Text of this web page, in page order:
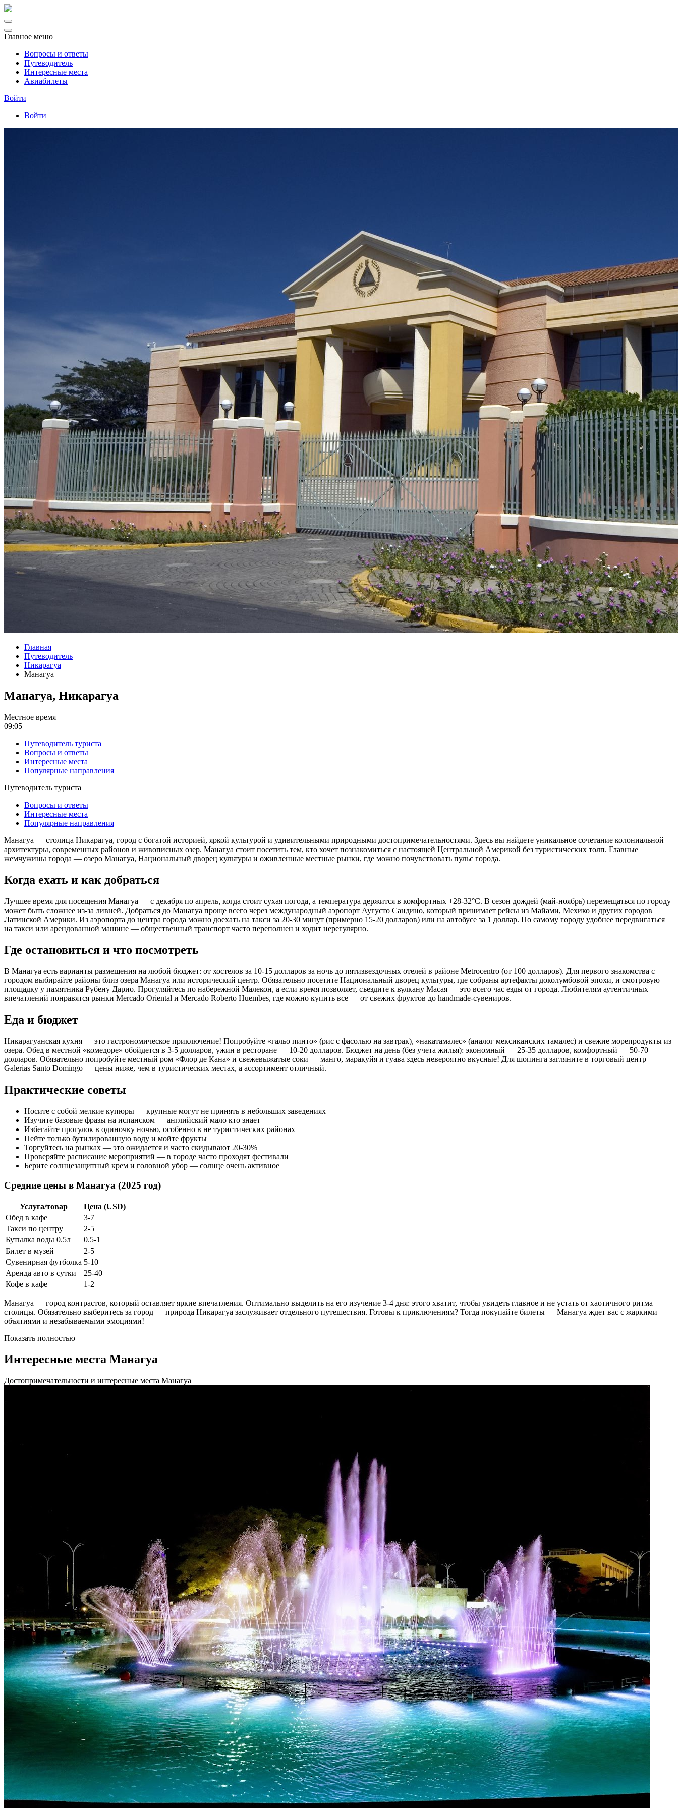
Главное меню
Вопросы и ответы
Путеводитель
Интересные места
Авиабилеты
Войти
Войти
Главная
Путеводитель
Никарагуа
Манагуа
Манагуа, Никарагуа
Местное время
09:05
Путеводитель туриста
Вопросы и ответы
Интересные места
Популярные направления
Путеводитель туриста
Вопросы и ответы
Интересные места
Популярные направления
Манагуа — столица Никарагуа, город с богатой историей, яркой культурой и удивительными природными достопримечательностями. Здесь вы найдете уникальное сочетание колониальной
архитектуры, современных районов и живописных озер. Манагуа стоит посетить тем, кто хочет познакомиться с настоящей Центральной Америкой без туристических толп. Главные
жемчужины города — озеро Манагуа, Национальный дворец культуры и оживленные местные рынки, где можно почувствовать пульс города.
Когда ехать и как добраться
Лучшее время для посещения Манагуа — с декабря по апрель, когда стоит сухая погода, а температура держится в комфортных +28-32°C. В сезон дождей (май-ноябрь) перемещаться по городу
может быть сложнее из-за ливней. Добраться до Манагуа проще всего через международный аэропорт Аугусто Сандино, который принимает рейсы из Майами, Мехико и других городов
Латинской Америки. Из аэропорта до центра города можно доехать на такси за 20-30 минут (примерно 15-20 долларов) или на автобусе за 1 доллар. По самому городу удобнее передвигаться
на такси или арендованной машине — общественный транспорт часто переполнен и ходит нерегулярно.
Где остановиться и что посмотреть
В Манагуа есть варианты размещения на любой бюджет: от хостелов за 10-15 долларов за ночь до пятизвездочных отелей в районе Metrocentro (от 100 долларов). Для первого знакомства с
городом выбирайте районы близ озера Манагуа или исторический центр. Обязательно посетите Национальный дворец культуры, где собраны артефакты доколумбовой эпохи, и смотровую
площадку у памятника Рубену Дарио. Прогуляйтесь по набережной Малекон, а если время позволяет, съездите к вулкану Масая — это всего час езды от города. Любителям аутентичных
впечатлений понравятся рынки Mercado Oriental и Mercado Roberto Huembes, где можно купить все — от свежих фруктов до handmade-сувениров.
Еда и бюджет
Никарагуанская кухня — это гастрономическое приключение! Попробуйте «гальо пинто» (рис с фасолью на завтрак), «накатамалес» (аналог мексиканских тамалес) и свежие морепродукты из
озера. Обед в местной «комедоре» обойдется в 3-5 долларов, ужин в ресторане — 10-20 долларов. Бюджет на день (без учета жилья): экономный — 25-35 долларов, комфортный — 50-70
долларов. Обязательно попробуйте местный ром «Флор де Кана» и свежевыжатые соки — манго, маракуйя и гуава здесь невероятно вкусные! Для шопинга загляните в торговый центр
Galerias Santo Domingo — цены ниже, чем в туристических местах, а ассортимент отличный.
Практические советы
Носите с собой мелкие купюры — крупные могут не принять в небольших заведениях
Изучите базовые фразы на испанском — английский мало кто знает
Избегайте прогулок в одиночку ночью, особенно в не туристических районах
Пейте только бутилированную воду и мойте фрукты
Торгуйтесь на рынках — это ожидается и часто скидывают 20-30%
Проверяйте расписание мероприятий — в городе часто проходят фестивали
Берите солнцезащитный крем и головной убор — солнце очень активное
Средние цены в Манагуа (2025 год)
Услуга/товар
Цена (USD)
Обед в кафе
3-7
Такси по центру
2-5
Бутылка воды 0.5л
0.5-1
Билет в музей
2-5
Сувенирная футболка 5-10
Аренда авто в сутки
25-40
Кофе в кафе
1-2
Манагуа — город контрастов, который оставляет яркие впечатления. Оптимально выделить на его изучение 3-4 дня: этого хватит, чтобы увидеть главное и не устать от хаотичного ритма
столицы. Обязательно выберитесь за город — природа Никарагуа заслуживает отдельного путешествия. Готовы к приключениям? Тогда покупайте билеты — Манагуа ждет вас с жаркими
объятиями и незабываемыми эмоциями!
Показать полностью
Интересные места Манагуа
Достопримечательности и интересные места Манагуа